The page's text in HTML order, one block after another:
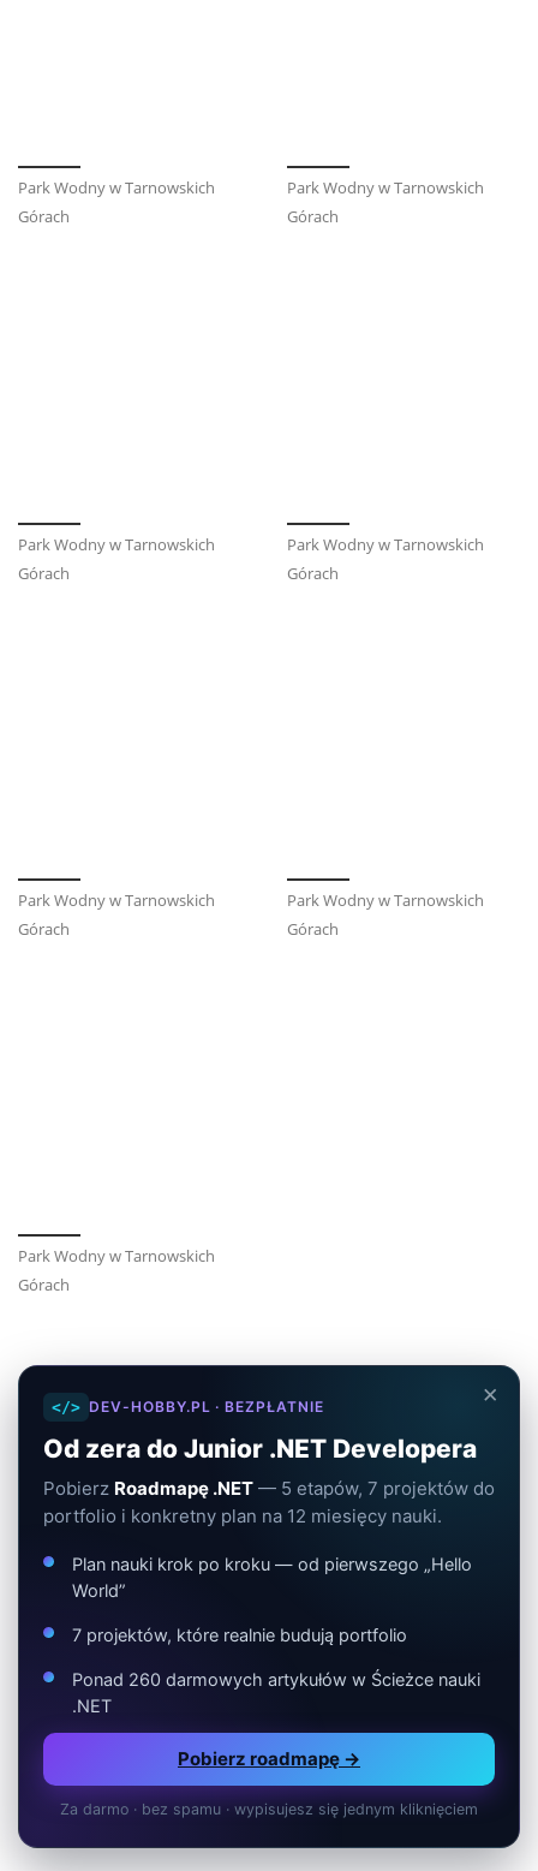
Park Wodny w Tarnowskich
Górach
Park Wodny w Tarnowskich
Górach
Park Wodny w Tarnowskich
Górach
Park Wodny w Tarnowskich
Górach
Park Wodny w Tarnowskich
Górach
Park Wodny w Tarnowskich
Górach
Park Wodny w Tarnowskich
Górach
×
</> DEV-HOBBY.PL · BEZPŁATNIE
Od zera do Junior .NET Developera
Pobierz Roadmapę .NET — 5 etapów, 7 projektów do
portfolio i konkretny plan na 12 miesięcy nauki.
Plan nauki krok po kroku — od pierwszego „Hello
World”
7 projektów, które realnie budują portfolio
Ponad 260 darmowych artykułów w Ścieżce nauki
.NET
Pobierz roadmapę →
Za darmo · bez spamu · wypisujesz się jednym kliknięciem